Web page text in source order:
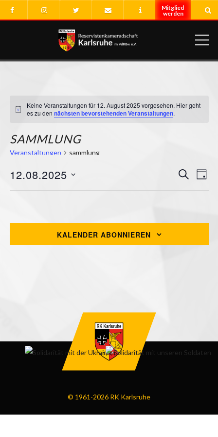
Hinweis
Keine Veranstaltungen für 12. August 2025 vorgesehen. Hier geht
es zu dennächsten bevorstehenden Veranstaltungen.
SAMMLUNG
Veranstaltungen sammlung
SUCHE
TAG
12.08.2025
Datum
KALENDER ABONNIEREN
© 1961-2026 RK Karlsruhe